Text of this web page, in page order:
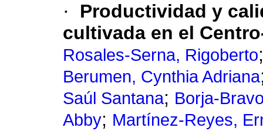
·
Productividad y
cultivada en el
Rosales-Serna, Rigoberto
Berumen, Cynthia Adriana
Saúl Santana; Borja-
Abby; Martínez-Reyes,